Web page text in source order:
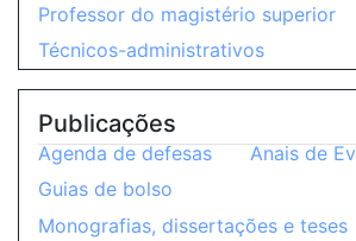
Professor do magistério superior
Técnicos-administrativos
Publicações
Agenda de defesas
Anais de
Guias de bolso
Monografias, dissertações e teses